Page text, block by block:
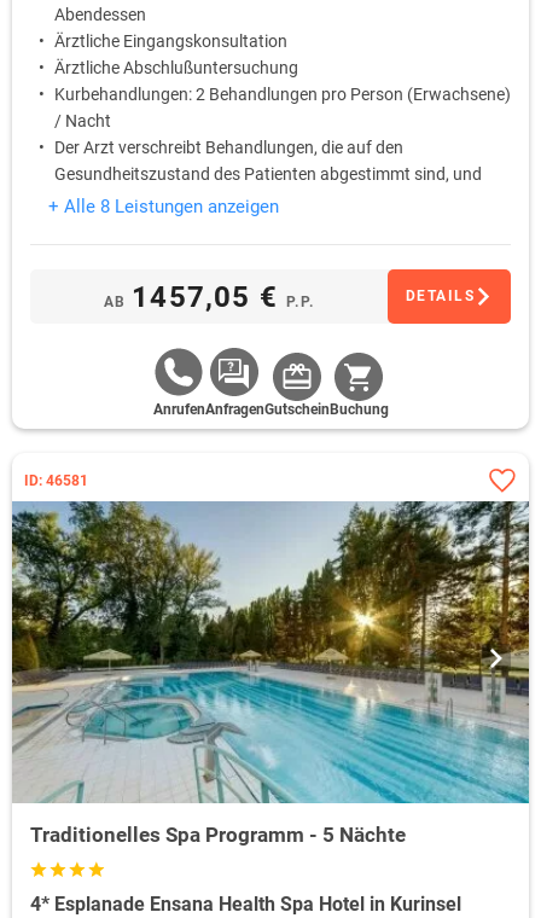
Abendessen
Ärztliche Eingangskonsultation
Ärztliche Abschlußuntersuchung
Kurbehandlungen: 2 Behandlungen pro Person (Erwachsene)
/ Nacht
Der Arzt verschreibt Behandlungen, die auf den
Gesundheitszustand des Patienten abgestimmt sind, und
empfiehlt aktive Rehabilitationsübungen (zB Gruppentraining
+ Alle 8 Leistungen anzeigen
AB 1457,05 €P.P. DETAILS
AnrufenAnfragenGutschein Buchung
ID: 46581
Traditionelles Spa Programm - 5 Nächte
4* Esplanade Ensana Health Spa Hotel in Kurinsel